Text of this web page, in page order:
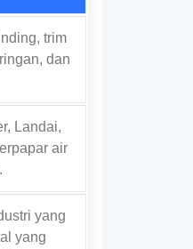
trim
dan
Landai,
air
yang
yang